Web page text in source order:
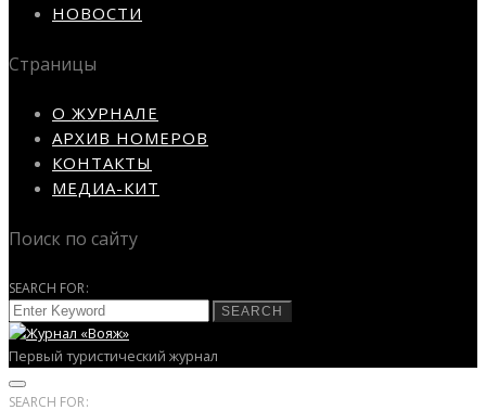
НОВОСТИ
Страницы
О ЖУРНАЛЕ
АРХИВ НОМЕРОВ
КОНТАКТЫ
МЕДИА-КИТ
Поиск по сайту
SEARCH FOR:
SEARCH
Первый туристический журнал
SEARCH FOR: